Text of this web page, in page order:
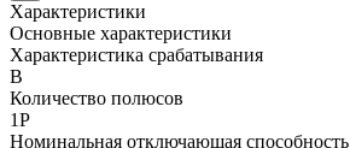
Характеристики
Основные характеристики
Характеристика срабатывания
B
Количество полюсов
1P
Номинальная отключающая